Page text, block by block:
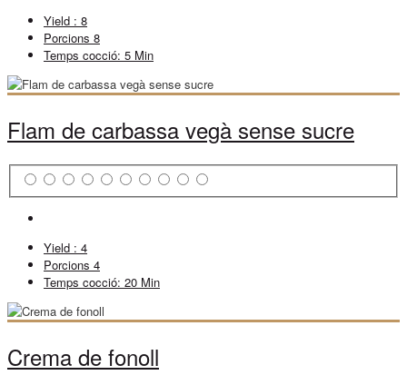
Yield : 8
Porcions 8
Temps cocció: 5 Min
Flam de carbassa vegà sense sucre
Yield : 4
Porcions 4
Temps cocció: 20 Min
Crema de fonoll